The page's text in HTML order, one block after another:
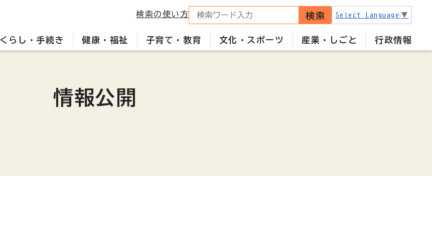
くらし・手続き 健康・福祉 子育て・教育 文化・スポーツ 産業・しごと 行政情報
検索の使い方 検索 Select Language ▼
情報公開